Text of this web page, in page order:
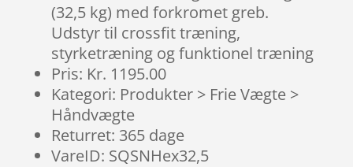
(32,5 kg) med forkromet greb.
Udstyr til crossfit træning,
styrketræning og funktionel træning
Pris: Kr. 1195.00
Kategori: Produkter > Frie Vægte >
Håndvægte
Returret: 365 dage
VareID: SQSNHex32,5